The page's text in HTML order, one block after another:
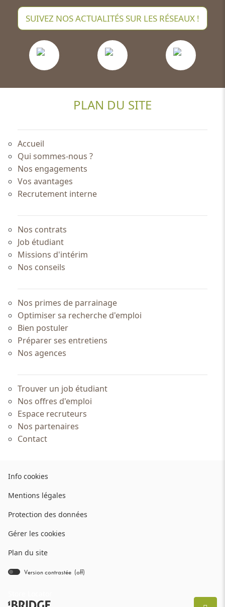
SUIVEZ NOS ACTUALITÉS SUR LES RÉSEAUX !
PLAN DU SITE
Accueil
Qui sommes-nous ?
Nos engagements
Vos avantages
Recrutement interne
Nos contrats
Job étudiant
Missions d'intérim
Nos conseils
Nos primes de parrainage
Optimiser sa recherche d'emploi
Bien postuler
Préparer ses entretiens
Nos agences
Trouver un job étudiant
Nos offres d'emploi
Espace recruteurs
Nos partenaires
Contact
Info cookies
une
fenêtre)
Mentions légales
une
Protection des données
Gérer les cookies
Plan du site
Version contrastée (off)
(ouvre